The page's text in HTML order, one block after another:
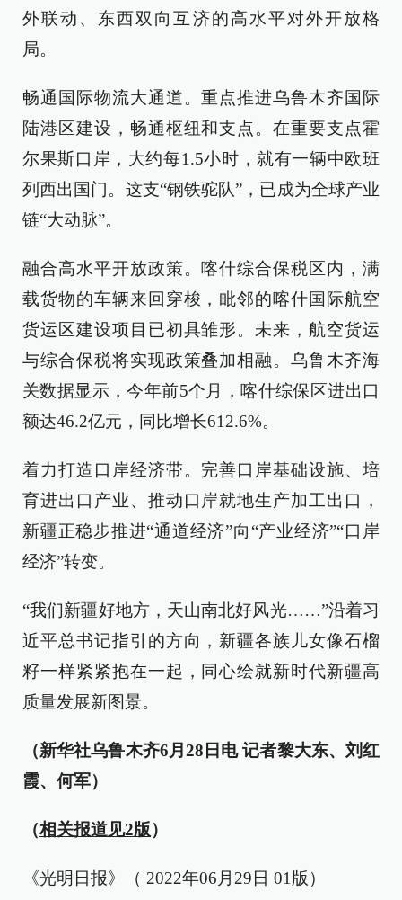
外联动、东西双向互济的高水平对外开放格
局。
畅通国际物流大通道。重点推进乌鲁木齐国际
陆港区建设，畅通枢纽和支点。在重要支点霍
尔果斯口岸，大约每1.5小时，就有一辆中欧班
列西出国门。这支“钢铁驼队”，已成为全球产业
链“大动脉”。
融合高水平开放政策。喀什综合保税区内，满
载货物的车辆来回穿梭，毗邻的喀什国际航空
货运区建设项目已初具雏形。未来，航空货运
与综合保税将实现政策叠加相融。乌鲁木齐海
关数据显示，今年前5个月，喀什综保区进出口
额达46.2亿元，同比增长612.6%。
着力打造口岸经济带。完善口岸基础设施、培
育进出口产业、推动口岸就地生产加工出口，
新疆正稳步推进“通道经济”向“产业经济”“口岸
经济”转变。
“我们新疆好地方，天山南北好风光……”沿着习
近平总书记指引的方向，新疆各族儿女像石榴
籽一样紧紧抱在一起，同心绘就新时代新疆高
质量发展新图景。
（新华社乌鲁木齐6月28日电 记者黎大东、刘红
霞、何军）
（相关报道见2版）
《光明日报》（ 2022年06月29日 01版）